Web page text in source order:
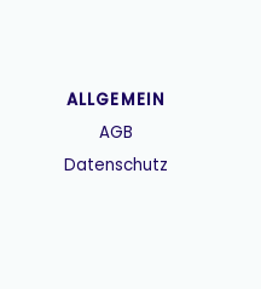
ALLGEMEIN
AGB
Datenschutz